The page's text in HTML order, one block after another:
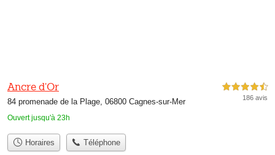
Ancre d'Or
84 promenade de la Plage, 06800 Cagnes-sur-Mer
Ouvert jusqu'à 23h
4,5 étoiles sur 5
186 avis
Horaires Téléphone